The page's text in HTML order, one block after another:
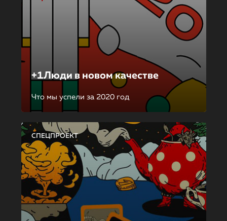
+1Люди в новом качестве
Что мы успели за 2020 год
СПЕЦПРОЕКТ